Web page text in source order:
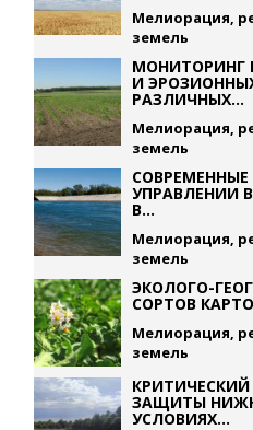
Мелиорация,
земель
МОНИТОРИНГ
И
РАЗЛИЧНЫХ...
Мелиорация,
земель
УПРАВЛЕНИИ
В...
Мелиорация,
земель
ЭКОЛОГО-
СОРТОВ
Мелиорация,
земель
ЗАЩИТЫ
УСЛОВИЯХ...